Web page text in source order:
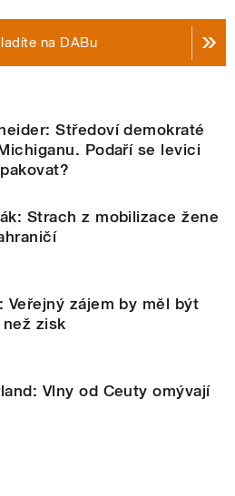
na DABu
Středoví demokraté
Podaří se levici
Strach z mobilizace žene
Veřejný zájem by měl být
zisk
Vlny od Ceuty omývají